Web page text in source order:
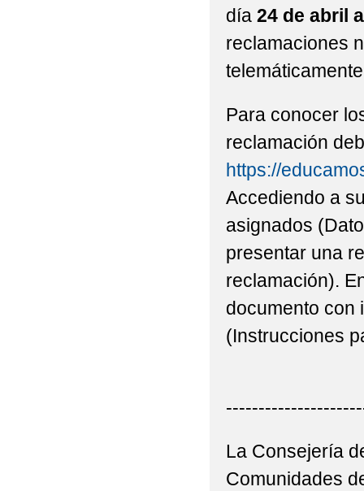
día 24 de abril
reclamaciones
Para conocer
reclamación
https://
Accediendo a
asignados
presentar una
reclamación).
documento con
(Instrucciones
La Consejería
Comunidades